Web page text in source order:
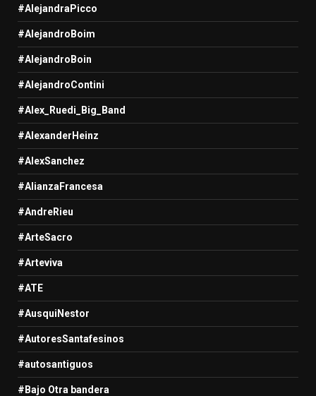
#AlejandraPicco
#AlejandroBoim
#AlejandroBoin
#AlejandroContini
#Alex_Ruedi_Big_Band
#AlexanderHeinz
#AlexSanchez
#AlianzaFrancesa
#AndreRieu
#ArteSacro
#Arteviva
#ATE
#AusquiNestor
#AutoresSantafesinos
#autosantiguos
#Bajo Otra bandera